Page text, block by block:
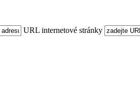
URL internetové stránky